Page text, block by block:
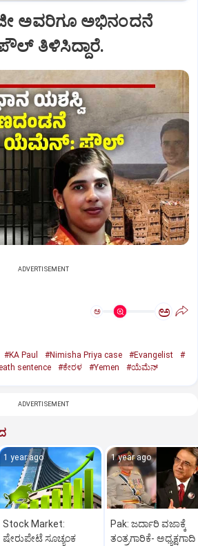
ಅವರಿಗೂ ಅಭಿನಂದನೆ
ಪೌಲ್‌ ತಿಳಿಸಿದ್ದಾರೆ.
ADVERTISEMENT
ಅ ಅ
#KA Paul #Nimisha Priya case #Evangelist
#
sentence #ಕೇರಳ #Yemen #ಯೆಮೆನ್‌
ADVERTISEMENT
1 year ago
Stock Market:
ಷೇರುಪೇಟೆ ಸೂಚ್ಯಂಕ
1 year ago
Pak: ಜರ್ದಾರಿ ವಜಾಕ್ಕೆ
ತಂತ್ರಗಾರಿಕೆ- ಅಧ್ಯಕ್ಷಗಾದಿ